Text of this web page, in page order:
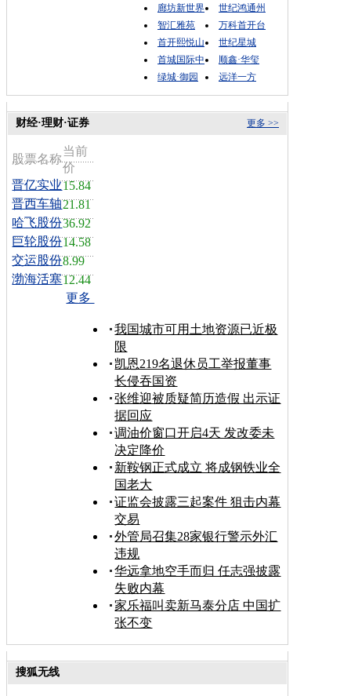
廊坊新世界
世纪鸿通州
智汇雅苑
万科首开台
首开熙悦山
世纪星城
首城国际中
顺鑫·华玺
绿城·御园
远洋一方
更多 >>
财经·理财·证券
股票名称
当前
价
晋亿实业15.84
晋西车轴21.81
哈飞股份36.92
巨轮股份14.58
交运股份8.99
渤海活塞12.44
更多
我国城市可用土地资源已近极
限
凯恩219名退休员工举报董事
长侵吞国资
张维迎被质疑简历造假 出示证
据回应
调油价窗口开启4天 发改委未
决定降价
新鞍钢正式成立 将成钢铁业全
国老大
证监会披露三起案件 狙击内幕
交易
外管局召集28家银行警示外汇
违规
华远拿地空手而归 任志强披露
失败内幕
家乐福叫卖新马泰分店 中国扩
张不变
搜狐无线